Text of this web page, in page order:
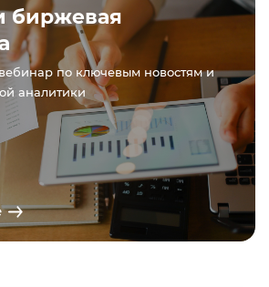
биржевая
по ключевым новостям и
аналитики